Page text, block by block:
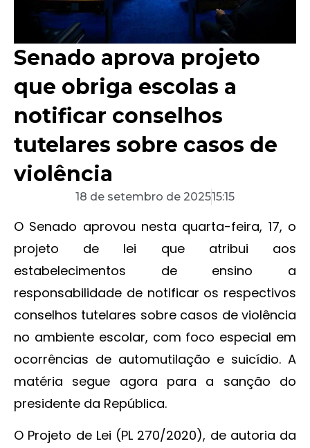
Senado aprova projeto
que obriga escolas a
notificar conselhos
tutelares sobre casos de
violência
18 de setembro de 202515:15
O Senado aprovou nesta quarta-feira, 17, o
projeto de lei que atribui aos
estabelecimentos de ensino a
responsabilidade de notificar os respectivos
conselhos tutelares sobre casos de violência
no ambiente escolar, com foco especial em
ocorrências de automutilação e suicídio. A
matéria segue agora para a sanção do
presidente da República.
O Projeto de Lei (PL 270/2020), de autoria da